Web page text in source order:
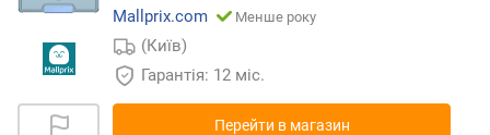
Mallprix.com
Менше року
(Київ)
Гарантія: 12 міс.
Перейти в магазин